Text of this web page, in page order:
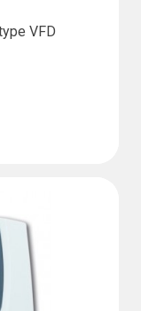
avis)
VFD